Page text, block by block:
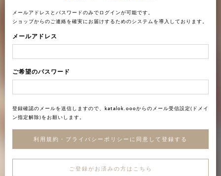
メールアドレスとパスワードのみでログインが可能です。
ショップからのご連絡を確実にお届けするためのシステムを導入しております。
メールアドレス
ご希望のパスワード
登録確認のメールを送信しますので、katalok.oooからのメール受信設定(ドメイ
ン指定解除)をお願いします。
利用規約・プライバシーポリシーに同意して登録する
ご登録がお済みの方はこちら